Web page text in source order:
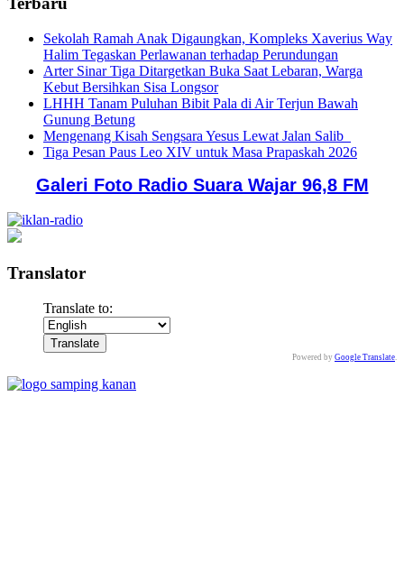
Sekolah Ramah Anak Digaungkan, Kompleks Xaverius Way
Halim Tegaskan Perlawanan terhadap Perundungan
Arter Sinar Tiga Ditargetkan Buka Saat Lebaran, Warga
Kebut Bersihkan Sisa Longsor
LHHH Tanam Puluhan Bibit Pala di Air Terjun Bawah
Gunung Betung
Mengenang Kisah Sengsara Yesus Lewat Jalan Salib
Tiga Pesan Paus Leo XIV untuk Masa Prapaskah 2026
Galeri Foto Radio Suara Wajar 96,8 FM
Translator
Translate to:
Powered by Google Translate